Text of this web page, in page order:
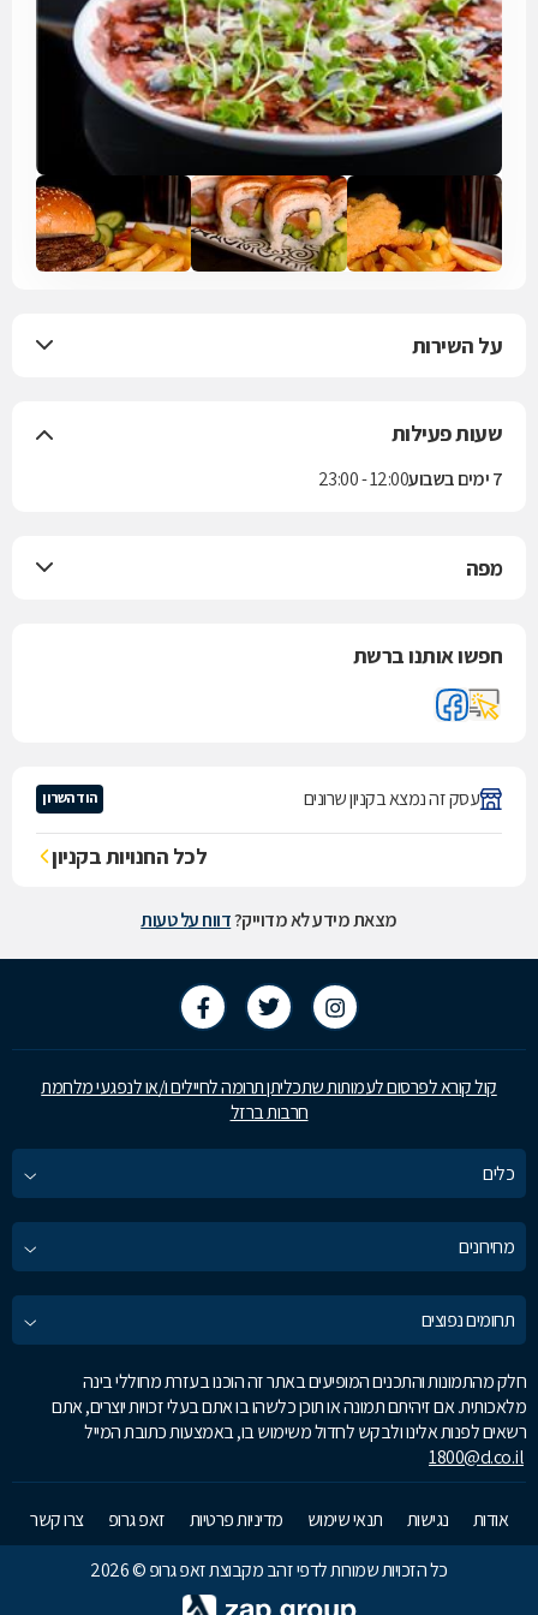
שמעצים עוד יותר את החוויה המשפחתית.
על השירות
שעות פעילות
7 ימים בשבוע 12:00 - 23:00
מפה
חפשו אותנו ברשת
עסק זה נמצא בקניון שרונים הוד השרון
לכל החנויות בקניון
מצאת מידע לא מדוייק?דווח על טעות
קול קורא לפרסום לעמותות שתכליתן תרומה לחיילים ו/או לנפגעי מלחמת
חרבות ברזל
כלים
מחירונים
תחומים נפוצים
חלק מהתמונות והתכנים המופיעים באתר זה הוכנו בעזרת מחוללי בינה
מלאכותית. אם זיהיתם תמונה או תוכן כלשהו בו אתם בעלי זכויות יוצרים, אתם
רשאים לפנות אלינו ולבקש לחדול משימוש בו, באמצעות כתובת המייל
1800@d.co.il
אודות נגישות תנאי שימוש מדיניות פרטיות זאפ גרופ
צרו קשר
כל הזכויות שמורות לדפי זהב מקבוצת זאפ גרופ © 2026